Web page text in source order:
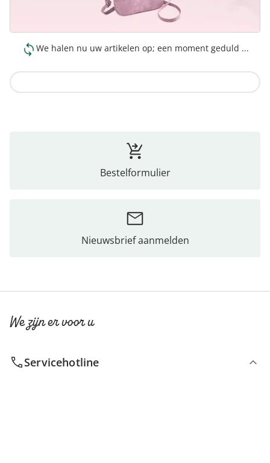
We halen nu uw artikelen op; een moment geduld ...
Bestelformulier
Nieuwsbrief aanmelden
We zijn er voor u
Servicehotline